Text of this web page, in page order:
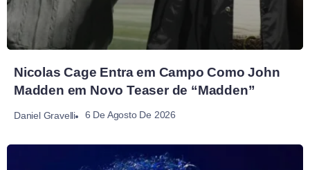
Nicolas Cage Entra em Campo Como John
Madden em Novo Teaser de “Madden”
Daniel Gravelli 6 De Agosto De 2026